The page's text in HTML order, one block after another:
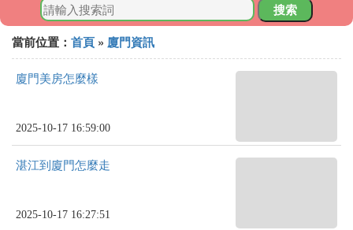
搜索
當前位置： 首頁 » 廈門資訊
廈門美房怎麼樣
2025-10-17 16:59:00
湛江到廈門怎麼走
2025-10-17 16:27:51